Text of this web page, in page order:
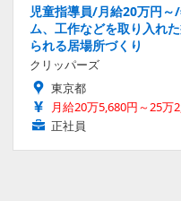
児童指導員/月給20万円
ム、工作などを取り入れ
られる居場所づくり
クリッパーズ
東京都
月給20万5,680円～25万
正社員